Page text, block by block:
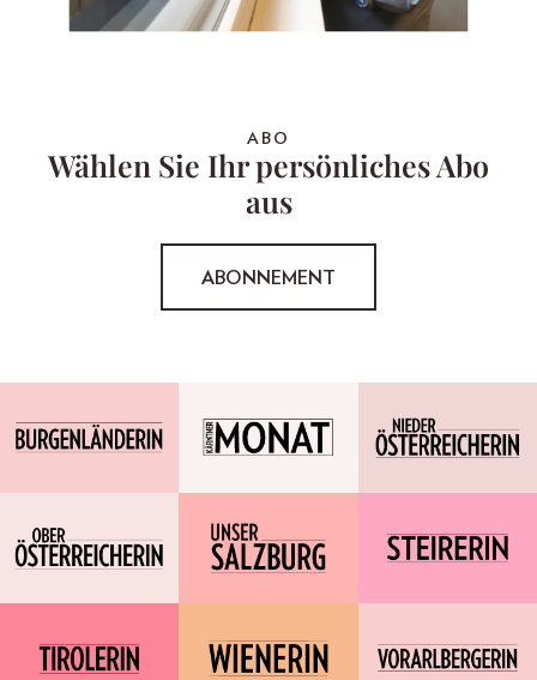
ABO
Wählen Sie Ihr persönliches Abo
aus
ABONNEMENT